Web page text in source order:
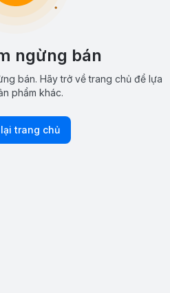
ngừng bán
bán. Hãy trở về trang chủ để lựa
phẩm khác.
trang chủ